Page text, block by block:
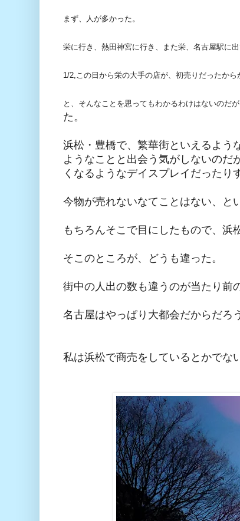
まず、人が多かった。
栄に行き、熱田神宮に行き、また栄、名古屋駅に
1/2,この日から栄の大手の店が、初売りだったか
と、そんなことを思ってもわかるわけはないのだ
た。
浜松・豊橋で、繁華街といえるよう
ようなことと出会う気がしないのだ
くなるようなデイスプレイだったり
今物が売れないなてことはない、と
もちろんそこで目にしたもので、浜
そこのところが、どうも違った。
街中の人出の数も違うのが当たり前
名古屋はやっぱり大都会だからだろ
私は浜松で商売をしているとかでな